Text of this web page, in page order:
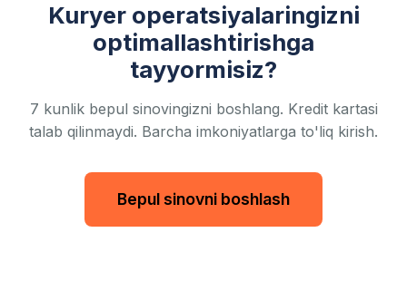
Kuryer operatsiyalaringizni
optimallashtirishga
tayyormisiz?
7 kunlik bepul sinovingizni boshlang. Kredit kartasi
talab qilinmaydi. Barcha imkoniyatlarga to'liq kirish.
Bepul sinovni boshlash